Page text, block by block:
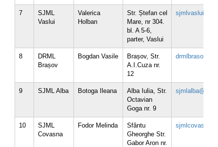
7
SJML
Vaslui
Valerica
Holban
Str. Ștefan cel
Mare, nr 304.
bl. A 5-6,
parter, Vaslui
8
DRML
Brașov
Bogdan Vasile
Brașov, Str.
A.I.Cuza nr.
12
9 SJML Alba Botoga Ileana
Alba Iulia, Str.
Octavian
Goga nr. 9
10
SJML
Covasna
Fodor Melinda
Sfântu
Gheorghe Str.
Gabor Aron nr.